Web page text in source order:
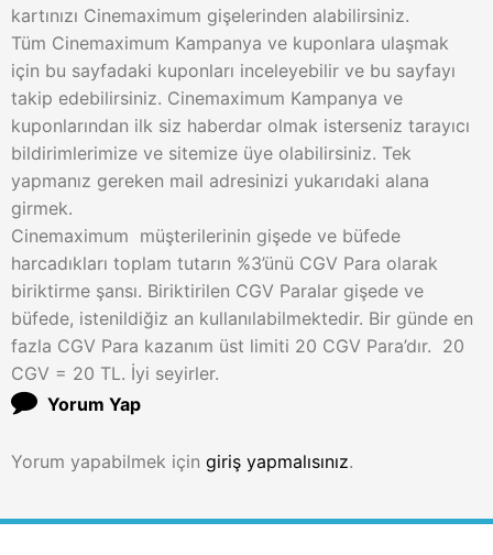
kartınızı Cinemaximum gişelerinden alabilirsiniz.
Tüm Cinemaximum Kampanya ve kuponlara ulaşmak
için bu sayfadaki kuponları inceleyebilir ve bu sayfayı
takip edebilirsiniz. Cinemaximum Kampanya ve
kuponlarından ilk siz haberdar olmak isterseniz tarayıcı
bildirimlerimize ve sitemize üye olabilirsiniz. Tek
yapmanız gereken mail adresinizi yukarıdaki alana
girmek.
Cinemaximum müşterilerinin gişede ve büfede
harcadıkları toplam tutarın %3’ünü CGV Para olarak
biriktirme şansı. Biriktirilen CGV Paralar gişede ve
büfede, istenildiğiz an kullanılabilmektedir. Bir günde en
fazla CGV Para kazanım üst limiti 20 CGV Para’dır. 20
CGV = 20 TL. İyi seyirler.
Yorum Yap
Yorum yapabilmek için giriş yapmalısınız.